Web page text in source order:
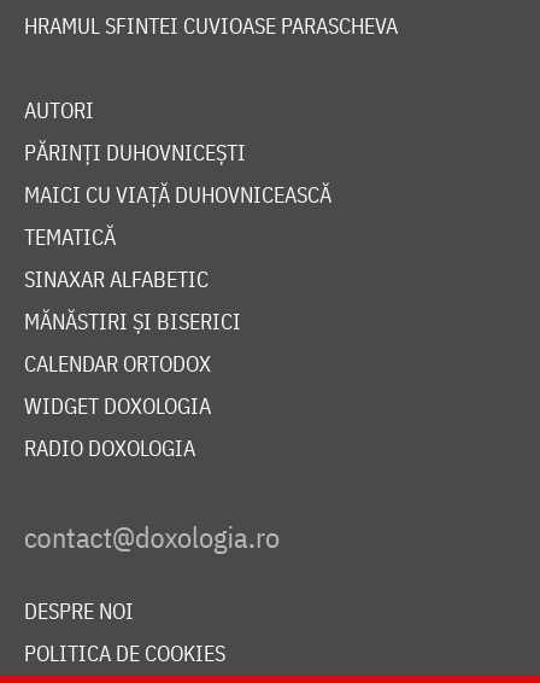
HRAMUL SFINTEI CUVIOASE PARASCHEVA
AUTORI
PĂRINȚI DUHOVNICEȘTI
MAICI CU VIAȚĂ DUHOVNICEASCĂ
TEMATICĂ
SINAXAR ALFABETIC
MĂNĂSTIRI ȘI BISERICI
CALENDAR ORTODOX
WIDGET DOXOLOGIA
RADIO DOXOLOGIA
DESPRE NOI
POLITICA DE COOKIES